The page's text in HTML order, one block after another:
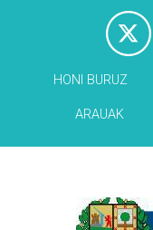
HONI BURUZ
ARAUAK